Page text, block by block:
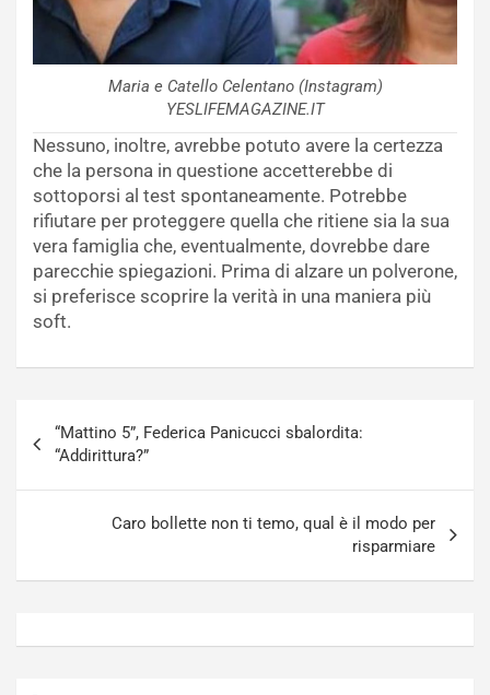
Maria e Catello Celentano (Instagram)
YESLIFEMAGAZINE.IT
Nessuno, inoltre, avrebbe potuto avere la certezza
che la persona in questione accetterebbe di
sottoporsi al test spontaneamente. Potrebbe
rifiutare per proteggere quella che ritiene sia la sua
vera famiglia che, eventualmente, dovrebbe dare
parecchie spiegazioni. Prima di alzare un polverone,
si preferisce scoprire la verità in una maniera più
soft.
articoli
“Mattino 5”, Federica Panicucci sbalordita:
“Addirittura?”
Caro bollette non ti temo, qual è il modo per
risparmiare